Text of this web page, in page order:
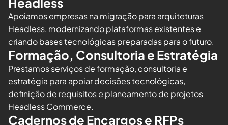
Apoiamos empresas na migração para arquiteturas
Headless, modernizando plataformas existentes e
criando bases tecnológicas preparadas para o futuro.
Formação, Consultoria e Estratégia
Prestamos serviços de formação, consultoria e
estratégia para apoiar decisões tecnológicas,
definição de requisitos e planeamento de projetos
Headless Commerce.
Cadernos de Encargos e RFPs